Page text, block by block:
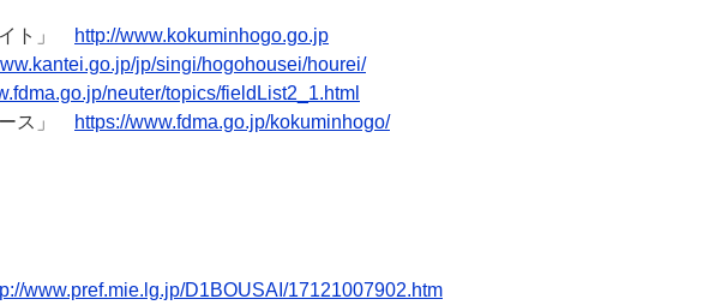
イト」
http://www.kokuminhogo.go.jp
jp/singi/hogohousei/hourei/
neuter/topics/fieldList2_1.html
ース」
https://www.fdma.go.jp/kokuminhogo/
www.pref.mie.lg.jp/D1BOUSAI/17121007902.htm